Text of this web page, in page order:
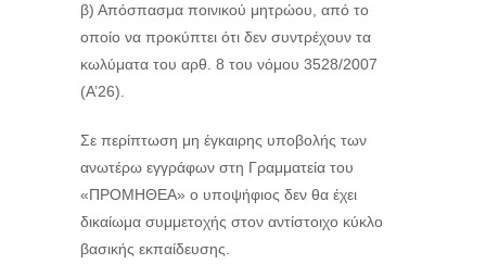
β) Απόσπασμα ποινικού μητρώου, από το
οποίο να προκύπτει ότι δεν συντρέχουν τα
κωλύματα του αρθ. 8 του νόμου 3528/2007
(Α’26).
Σε περίπτωση μη έγκαιρης υποβολής των
ανωτέρω εγγράφων στη Γραμματεία του
«ΠΡΟΜΗΘΕΑ» ο υποψήφιος δεν θα έχει
δικαίωμα συμμετοχής στον αντίστοιχο κύκλο
βασικής εκπαίδευσης.